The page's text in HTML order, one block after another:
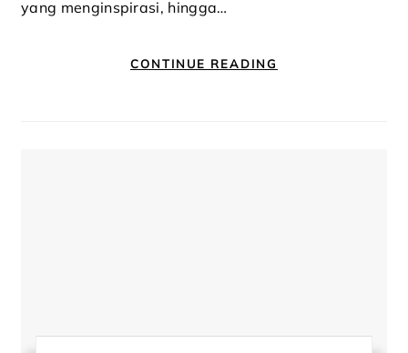
yang menginspirasi, hingga…
CONTINUE READING